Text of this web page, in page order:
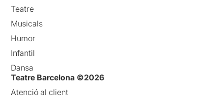
Teatre
Musicals
Humor
Infantil
Dansa
Teatre Barcelona ©2026
Atenció al client